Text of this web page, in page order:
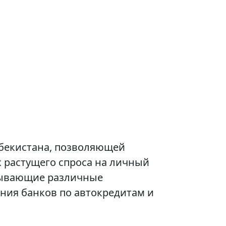
позволяющей
спроса на личный
различные
банков по автокредитам и